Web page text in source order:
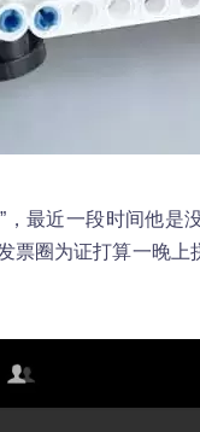
，最近一段时间他
票圈为证打算一晚